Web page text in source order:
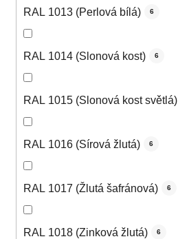
RAL 1013 (Perlová bílá) 6
RAL 1014 (Slonová kost) 6
RAL 1015 (Slonová kost světlá)
RAL 1016 (Sírová žlutá) 6
RAL 1017 (Žlutá šafránová) 6
RAL 1018 (Zinková žlutá) 6